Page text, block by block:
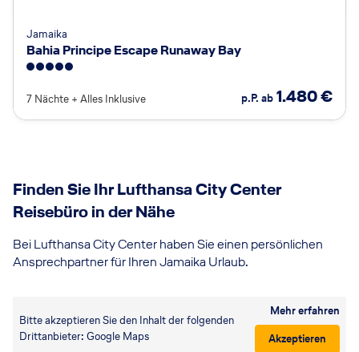
Jamaika
Bahia Principe Escape Runaway Bay
7 Nächte + Alles Inklusive p.P. ab 1.480€
Finden Sie Ihr Lufthansa City Center
Reisebüro in der Nähe
Bei Lufthansa City Center haben Sie einen persönlichen
Ansprechpartner für Ihren Jamaika Urlaub.
Bitte akzeptieren Sie den Inhalt der folgenden
Drittanbieter: Google Maps
Mehr erfahren
Akzeptieren